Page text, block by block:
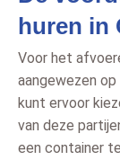
huren in
Voor het
aangewezen
kunt ervoor
van deze
een container